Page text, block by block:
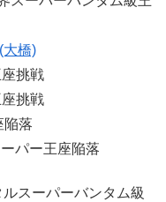
大橋)
挑戦
挑戦
陥落
パー王座陥落
スーパーバンタム級